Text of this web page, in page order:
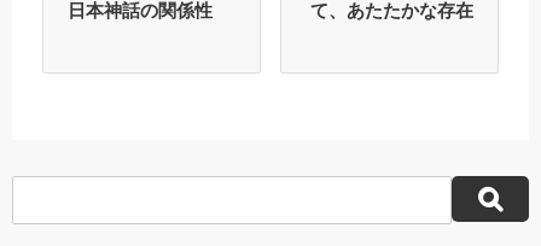
日本神話の関係性
て、あたたかな存在